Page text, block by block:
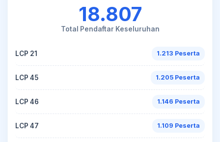
18.807
Total Pendaftar Keseluruhan
LCP 21 1.213 Peserta
LCP 45 1.205 Peserta
LCP 46 1.146 Peserta
LCP 47 1.109 Peserta